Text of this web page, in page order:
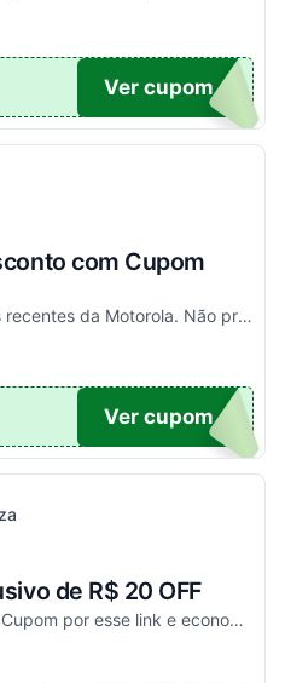
100
Ver cupom
com Cupom
Consulte as promoções mais recentes da Motorola. Não precisa de cupom, descontos já aplicados no site.
TICO
Ver cupom
de R$ 20 OFF
Compre no Magazine Agora Cupom por esse link e economize R$ 20 na compra de produtos acima de R$ 999 vendidos e entregues por Magazine Luiza. Economize!